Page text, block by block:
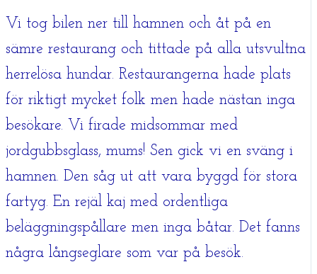
Vi tog bilen ner till hamnen och åt på en
sämre restaurang och tittade på alla utsvultna
herrelösa hundar. Restaurangerna hade plats
för riktigt mycket folk men hade nästan inga
besökare. Vi firade midsommar med
jordgubbsglass, mums! Sen gick vi en sväng i
hamnen. Den såg ut att vara byggd för stora
fartyg. En rejäl kaj med ordentliga
beläggningspållare men inga båtar. Det fanns
några långseglare som var på besök.